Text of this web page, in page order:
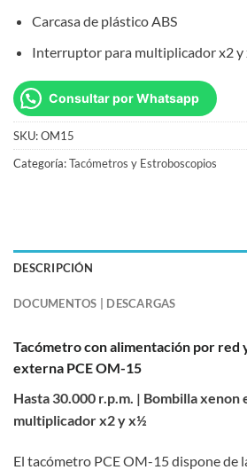
Carcasa de plástico ABS
Interruptor para multiplicador x2 y
Consultar por Whatsapp
SKU:OM15
Categoría:Tacómetros y Estroboscopios
DESCRIPCIÓN
DOCUMENTOS | DESCARGAS
Tacómetro con alimentación por red
externa PCE OM-15
Hasta 30.000 r.p.m. | Bombilla
multiplicador x2 y x½
El tacómetro PCE OM-15 dispone de